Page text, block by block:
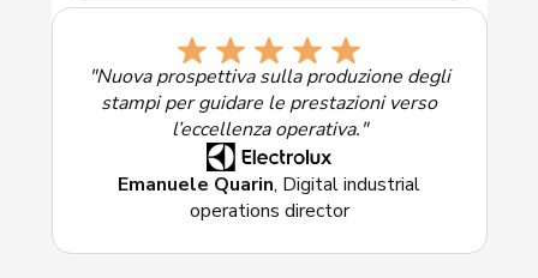
"Nuova prospettiva sulla produzione degli
stampi per guidare le prestazioni verso
l’eccellenza operativa."
Emanuele Quarin, Digital industrial
operations director
Selezionate la soluzione di maggiore interesse: